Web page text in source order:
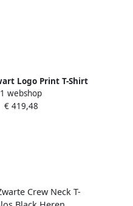
Logo Print T-Shirt
Black Heren
1 webshop
€ 419,48